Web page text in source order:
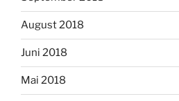
August 2018
Juni 2018
Mai 2018